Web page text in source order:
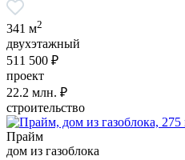
341 м2
двухэтажный
511 500 ₽
проект
22.2 млн. ₽
строительство
Прайм
дом из газоблока